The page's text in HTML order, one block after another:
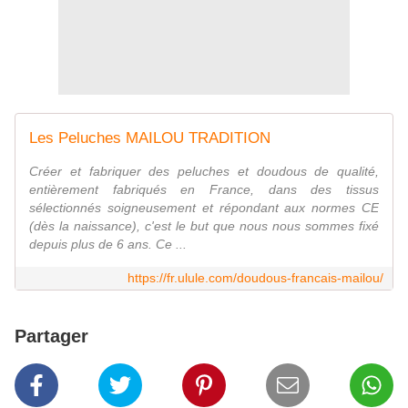
Les Peluches MAILOU TRADITION
Créer et fabriquer des peluches et doudous de qualité,
entièrement fabriqués en France, dans des tissus
sélectionnés soigneusement et répondant aux normes CE
(dès la naissance), c'est le but que nous nous sommes fixé
depuis plus de 6 ans. Ce ...
https://fr.ulule.com/doudous-francais-mailou/
Partager